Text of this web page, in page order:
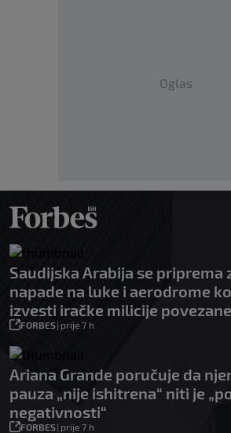
Oglas
Saudijska Arabija se priprema
napade na luke i aerodrome
izvesti iračke milicije
FORBES| prije 7 h
Ariana Grande poručuje da
pauza „nije ishitrena“ niti je
negativnosti“
FORBES| prije 7 h